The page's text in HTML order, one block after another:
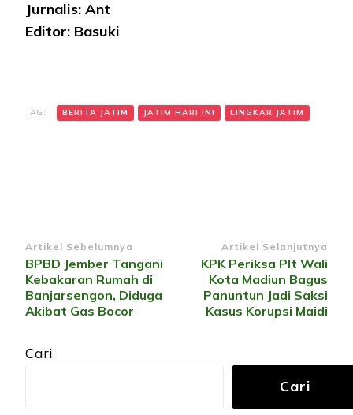
Jurnalis: Ant
Editor: Basuki
TAG: BERITA JATIM JATIM HARI INI LINGKAR JATIM
Navigasi
Artikel
Artikel Sebelumnya
BPBD Jember Tangani
Kebakaran Rumah di
Banjarsengon, Diduga
Akibat Gas Bocor
Artikel Selanjutnya
KPK Periksa Plt Wali
Kota Madiun Bagus
Panuntun Jadi Saksi
Kasus Korupsi Maidi
Cari
Cari